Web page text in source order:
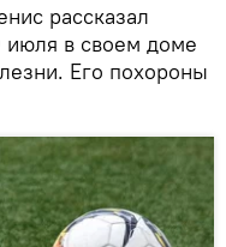
рассказал
июля в своем доме
Его похороны